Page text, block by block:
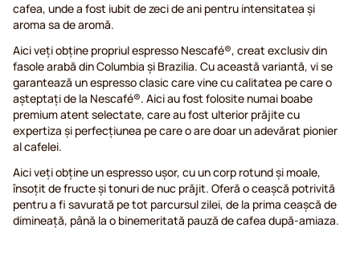
cafea, unde a fost iubit de zeci de ani pentru intensitatea și
aroma sa de aromă.
Aici veți obține propriul espresso Nescafé®, creat exclusiv din
fasole arabă din Columbia și Brazilia. Cu această variantă, vi se
garantează un espresso clasic care vine cu calitatea pe care o
așteptați de la Nescafé®. Aici au fost folosite numai boabe
premium atent selectate, care au fost ulterior prăjite cu
expertiza și perfecțiunea pe care o are doar un adevărat pionier
al cafelei.
Aici veți obține un espresso ușor, cu un corp rotund și moale,
însoțit de fructe și tonuri de nuc prăjit. Oferă o ceașcă potrivită
pentru a fi savurată pe tot parcursul zilei, de la prima ceașcă de
dimineață, până la o binemeritată pauză de cafea după-amiaza.